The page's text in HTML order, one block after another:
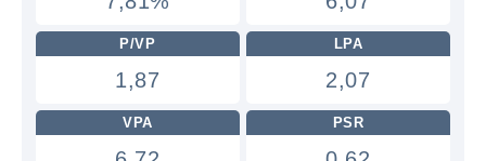
P/VP
1,87
LPA
2,07
VPA PSR